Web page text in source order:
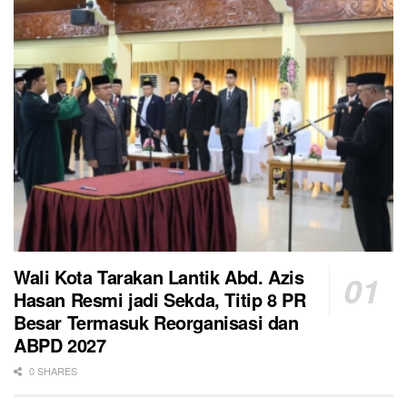
Wali Kota Tarakan Lantik Abd. Azis
Hasan Resmi jadi Sekda, Titip 8 PR
Besar Termasuk Reorganisasi dan
ABPD 2027
0 SHARES